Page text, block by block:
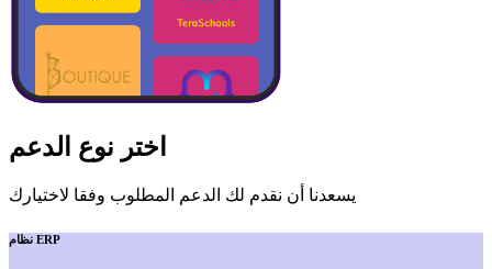
اختر نوع الدعم
يسعدنا أن نقدم لك الدعم المطلوب وفقا لاختيارك
نظام ERP